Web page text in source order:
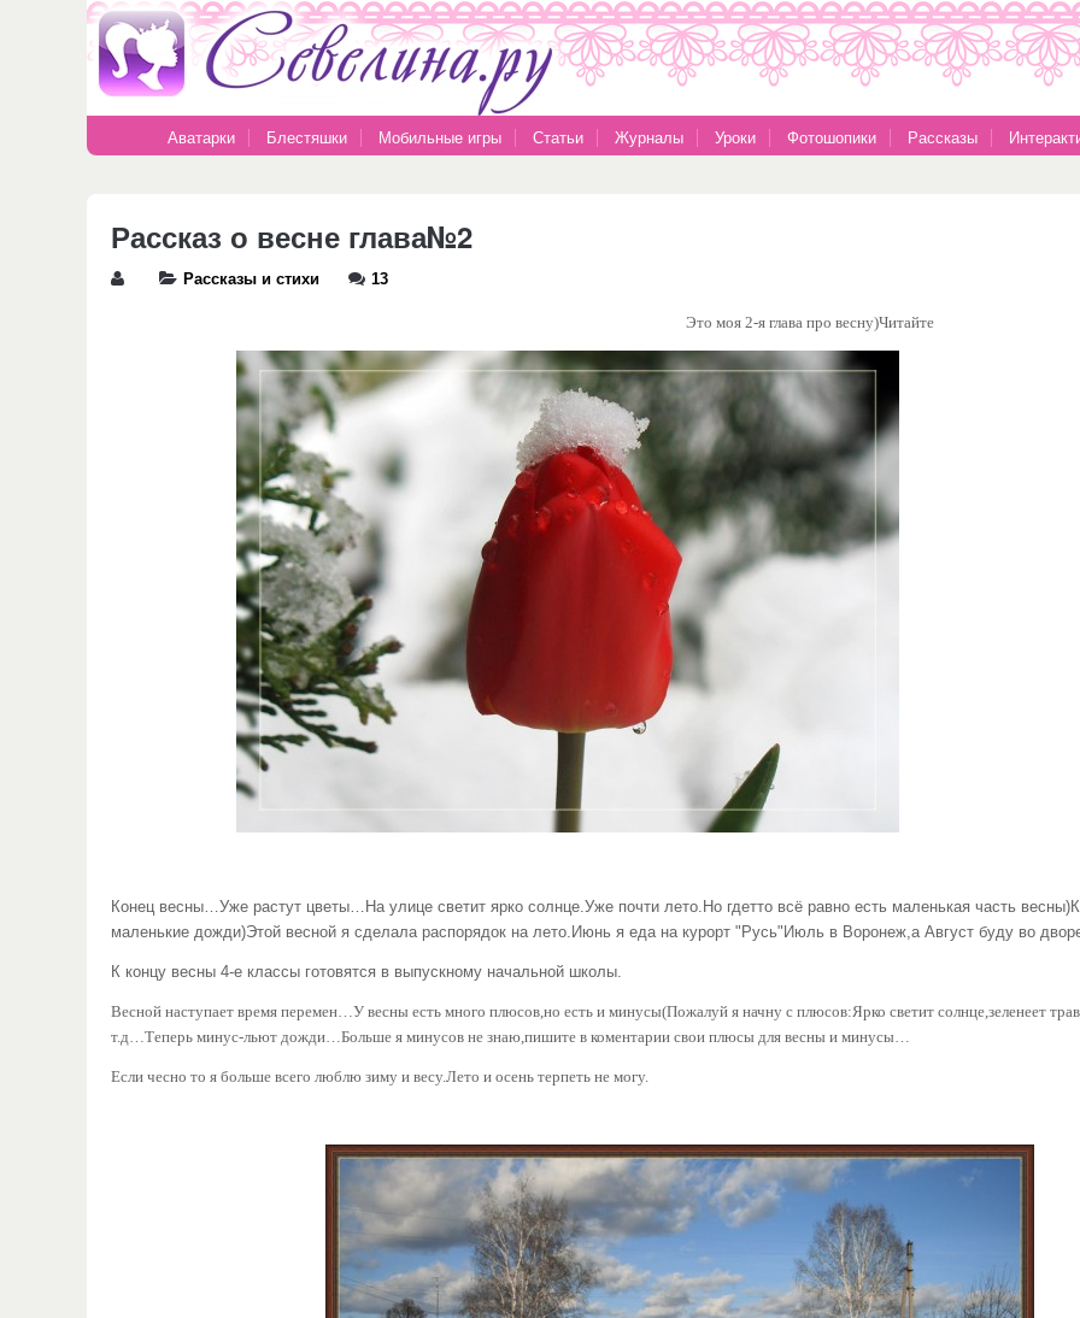
Аватарки Блестяшки Мобильные игры Статьи Журналы Уроки Фотошопики Рассказы
Рассказ о весне глава№2
Рассказы и стихи 13
Это моя 2-я глава про весну)Читайте
Конец весны…Уже растут цветы…На улице светит ярко солнце.Уже почти лето.Но гдетто всё равно есть маленькая часть
маленькие дожди)Этой весной я сделала распорядок на лето.Июнь я еда на курорт "Русь"Июль в Воронеж,а Август буду во
К концу весны 4-е классы готовятся в выпускному начальной школы.
Весной наступает время перемен…У весны есть много плюсов,но есть и минусы(Пожалуй я начну с плюсов:Ярко светит солнце,зеленеет
т.д…Теперь минус-льют дожди…Больше я минусов не знаю,пишите в коментарии свои плюсы для весны и минусы…
Если чесно то я больше всего люблю зиму и весу.Лето и осень терпеть не могу.